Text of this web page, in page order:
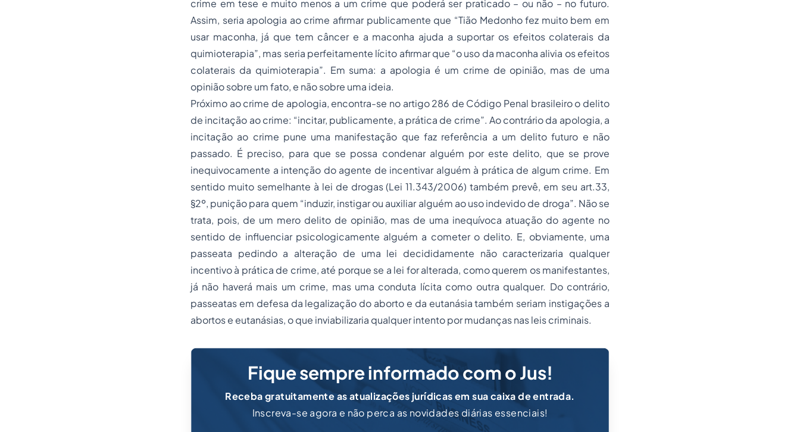
crime em tese e muito menos a um crime que poderá ser praticado – ou não – no futuro.
Assim, seria apologia ao crime afirmar publicamente que “Tião Medonho fez muito bem em
usar maconha, já que tem câncer e a maconha ajuda a suportar os efeitos colaterais da
quimioterapia”, mas seria perfeitamente lícito afirmar que “o uso da maconha alivia os efeitos
colaterais da quimioterapia”. Em suma: a apologia é um crime de opinião, mas de uma
opinião sobre um fato, e não sobre uma ideia.
Próximo ao crime de apologia, encontra-se no artigo 286 de Código Penal brasileiro o delito
de incitação ao crime: “incitar, publicamente, a prática de crime”. Ao contrário da apologia, a
incitação ao crime pune uma manifestação que faz referência a um delito futuro e não
passado. É preciso, para que se possa condenar alguém por este delito, que se prove
inequivocamente a intenção do agente de incentivar alguém à prática de algum crime. Em
sentido muito semelhante à lei de drogas (Lei 11.343/2006) também prevê, em seu art.33,
§2º, punição para quem “induzir, instigar ou auxiliar alguém ao uso indevido de droga”. Não se
trata, pois, de um mero delito de opinião, mas de uma inequívoca atuação do agente no
sentido de influenciar psicologicamente alguém a cometer o delito. E, obviamente, uma
passeata pedindo a alteração de uma lei decididamente não caracterizaria qualquer
incentivo à prática de crime, até porque se a lei for alterada, como querem os manifestantes,
já não haverá mais um crime, mas uma conduta lícita como outra qualquer. Do contrário,
passeatas em defesa da legalização do aborto e da eutanásia também seriam instigações a
abortos e eutanásias, o que inviabilizaria qualquer intento por mudanças nas leis criminais.
Fique sempre informado com o Jus!
Receba gratuitamente as atualizações jurídicas em sua caixa de entrada.
Inscreva-se agora e não perca as novidades diárias essenciais!